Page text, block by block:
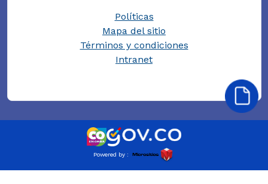
Políticas
Mapa del sitio
Términos y condiciones
Intranet
Powered by :